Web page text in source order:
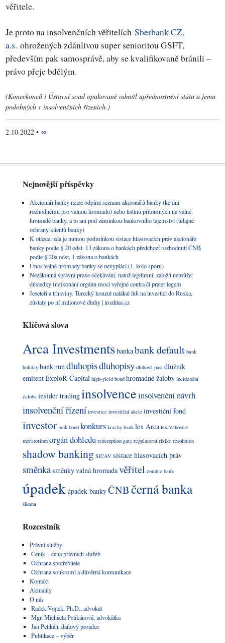
věřitele.
Je proto na insolvenčních věřitelíchSberbank CZ,
a.s. ohrožených zdánlivou super senioritou GSFT,
především pak samosprávě, aby se kvalifikovaně bránili –
právo přeje bdělým.
(Koneckonců i Ústavní soud opakovaně odmítl upřednostnění státu a jemu
podobných v insolvenčních řízeních.)
2.10.2022 • ∞
Nejnovější příspěvky
Akcionáři banky nelze odpírat seznam akcionářů banky (ke dni
rozhodnému pro valnou hromadu) nebo listinu přítomných na valné
hromadě banky, a to ani pod záminkou bankovního tajemství (údajné
ochrany klientů banky)
K otázce, zda je nutnou podmínkou sistace hlasovacích práv akcionáře
banky podle § 20 odst. 13 zákona o bankách předchozí rozhodnutí ČNB
podle § 20a odst. 1 zákona o bankách
Únos valné hromady banky se nevyplácí (1. kolo sporu)
Nezákonná správní praxe očekávání, natož legitimní, založit nemůže:
důsledky (ne)konání orgánu moci veřejné contra či prater legem
Jeseteři a trhaviny. Turecký konzul nalákal lidi na investici do Ruska,
zůstaly po ní milionové dluhy | irozhlas.cz
Klíčová slova
Arca Investmentsbankabank default bank
holiday bank rundluhopisdluhopisy dluhová past dlužník
emitentExploR Capital high-yield bond hromadné žaloby incidenční
žaloba insider tradinginsolvenceinsolvenční návrh
insolvenční řízení investice investiční akcie investiční fond
investor junk bond konkurs krachy bank lex Arca lex Váhostav
moratorium orgán dohledu redemption gate regulatorní riziko resolution
shadow banking SICAV sistace hlasovacích práv
směnkasměnkyvalná hromadavěřitel zombie bank
úpadekúpadek bankyČNBčerná banka
šikana
Rozcestník
Právní služby
Ceník – cena právních služeb
Ochrana spotřebitele
Ochrana soukromí a důvěrná komunikace
Kontakt
Aktuality
O nás
Radek Vojtek, Ph.D., advokát
Mgr. Michaela Pelikánová, advokátka
Jan Pelikán, daňový poradce
Publikace – výběr